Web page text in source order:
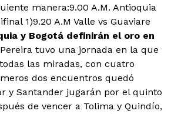
manera:9.00 A.M. Antioquia
1)9.20 A.M Valle vs Guaviare
y Bogotá definirán el oro en
Pereira tuvo una jornada en la que
las miradas, con cuatro
dos encuentros quedó
y Santander jugarán por el quinto
de vencer a Tolima y Quindío,